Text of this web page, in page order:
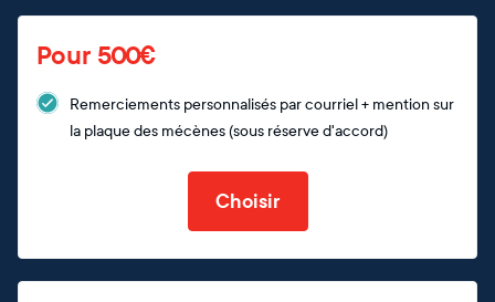
Pour 500€
Remerciements personnalisés par courriel + mention sur
la plaque des mécènes (sous réserve d'accord)
Choisir